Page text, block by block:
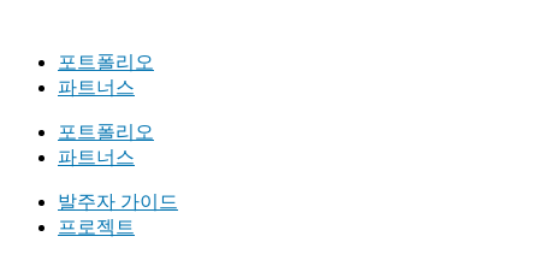
포트폴리오
파트너스
포트폴리오
파트너스
발주자 가이드
프로젝트